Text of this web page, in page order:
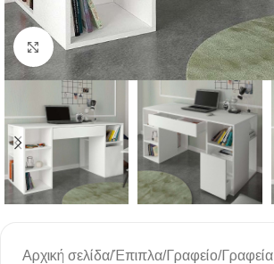
Κλικ για μεγέθυνση
Αρχική σελίδα/Έπιπλα/Γραφείο/Γραφεία